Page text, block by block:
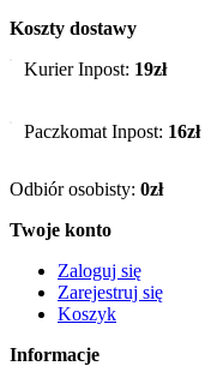
Koszty dostawy
Kurier Inpost: 19zł
Paczkomat Inpost: 16zł
Odbiór osobisty: 0zł
Twoje konto
Zaloguj się
Zarejestruj się
Koszyk
Informacje